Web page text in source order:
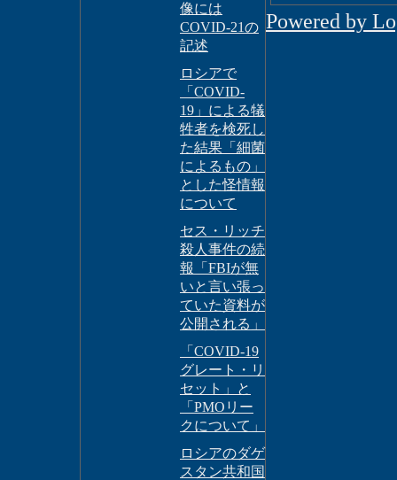
像には
COVID-21の
記述
ロシアで
「COVID-
19」による犠
牲者を検死し
た結果「細菌
によるもの」
とした怪情報
について
セス・リッチ
殺人事件の続
報「FBIが無
いと言い張っ
ていた資料が
公開される」
「COVID-19
グレート・リ
セット」と
「PMOリー
クについて」
ロシアのダゲ
スタン共和国
Powered by